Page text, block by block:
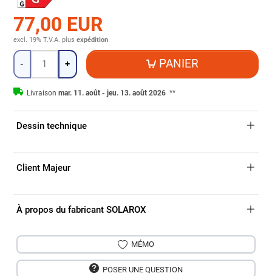
77,00 EUR
excl. 19% T.V.A. plus expédition
Quantité
- + PANIER
Livraison mar. 11. août - jeu. 13. août 2026 **
Dessin technique
Client Majeur
À propos du fabricant SOLAROX
MÉMO
POSER UNE QUESTION